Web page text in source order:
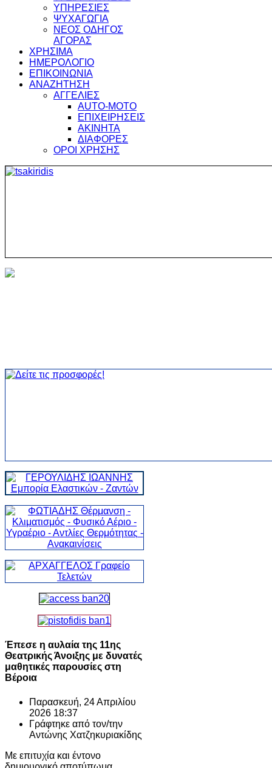
ΥΠΗΡΕΣΙΕΣ
ΨΥΧΑΓΩΓΙΑ
ΝΕΟΣ ΟΔΗΓΟΣ
ΑΓΟΡΑΣ
ΧΡΗΣΙΜΑ
ΗΜΕΡΟΛΟΓΙΟ
ΕΠΙΚΟΙΝΩΝΙΑ
ΑΝΑΖΗΤΗΣΗ
ΑΓΓΕΛΙΕΣ
AUTO-MOTO
ΕΠΙΧΕΙΡΗΣΕΙΣ
ΑΚΙΝΗΤΑ
ΔΙΑΦΟΡΕΣ
ΟΡΟΙ ΧΡΗΣΗΣ
Έπεσε η αυλαία της 11ης
Θεατρικής Άνοιξης με δυνατές
μαθητικές παρουσίες στη
Βέροια
Παρασκευή, 24 Απριλίου
2026 18:37
Γράφτηκε από τον/την
Αντώνης Χατζηκυριακίδης
Με επιτυχία και έντονο